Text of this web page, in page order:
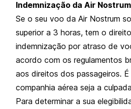
Indemnização da Air
Se o seu voo da Air Nostrum
superior a 3 horas, tem o
indemnização por atraso de
acordo com os regulamentos
aos direitos dos passageiros.
companhia aérea seja a
Para determinar a sua